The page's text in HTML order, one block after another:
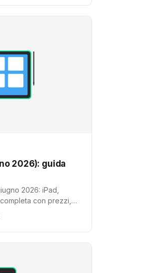
2026): guida
2026: iPad,
con prezzi,